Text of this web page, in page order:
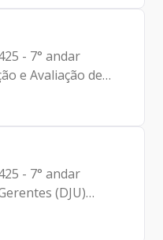
- 7° andar
e Avaliação de
Johann Nogueira
Almeida Fabiana
- 7° andar
(DJU)
Dantas Vinicius
Carvalho de